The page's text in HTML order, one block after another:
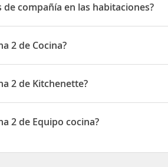
compañía en las habitaciones?
en las habitaciones
2 de Cocina?
de Cocina
2 de Kitchenette?
de Kitchenette
2 de Equipo cocina?